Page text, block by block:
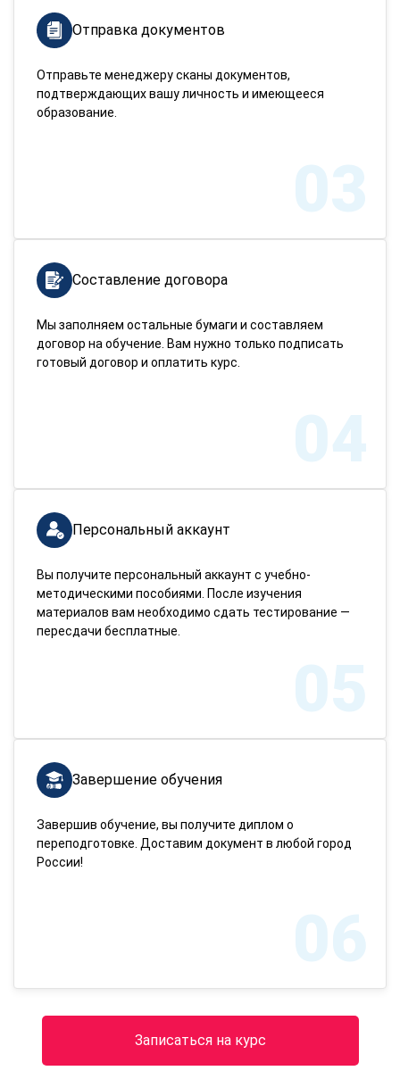
Отправка документов
Отправьте менеджеру сканы документов,
подтверждающих вашу личность и имеющееся
образование.
03
Составление договора
Мы заполняем остальные бумаги и составляем
договор на обучение. Вам нужно только подписать
готовый договор и оплатить курс.
04
Персональный аккаунт
Вы получите персональный аккаунт с учебно-
методическими пособиями. После изучения
материалов вам необходимо сдать тестирование —
пересдачи бесплатные.
05
Завершение обучения
Завершив обучение, вы получите диплом о
переподготовке. Доставим документ в любой город
России!
06
Записаться на курс